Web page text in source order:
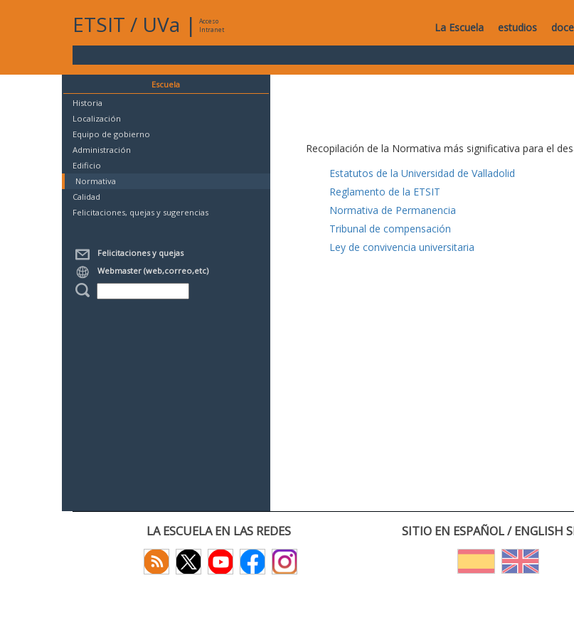
ETSIT / UVa |
Acceso
Intranet
La Escuela estudios
Escuela
Historia
Localización
Equipo de gobierno
Administración
Edificio
Normativa
Calidad
Felicitaciones, quejas y sugerencias
Felicitaciones y quejas
Webmaster (web,correo,etc)
Recopilación de la Normativa más significativa para el
Estatutos de la Universidad de Valladolid
Reglamento de la ETSIT
Normativa de Permanencia
Tribunal de compensación
Ley de convivencia universitaria
LA ESCUELA EN LAS REDES SITIO EN ESPAÑOL / ENGLISH